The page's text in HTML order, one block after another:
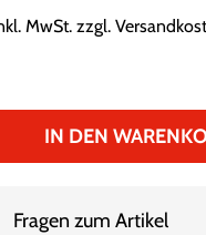
MwSt. zzgl.
IN DEN
Fragen zum Artikel